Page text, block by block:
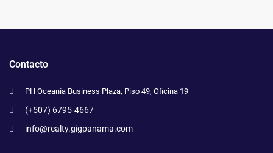
Contacto
PH Oceanía Business Plaza, Piso 49, Oficina 19
(+507) 6795-4667
info@realty.gigpanama.com